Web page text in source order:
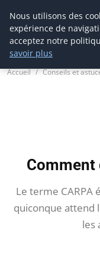
Prospection
Accueil Conseils et
Comment
Le terme CARPA
quiconque attend
les
Nous utilisons des
expérience de
acceptez notre
savoir plus